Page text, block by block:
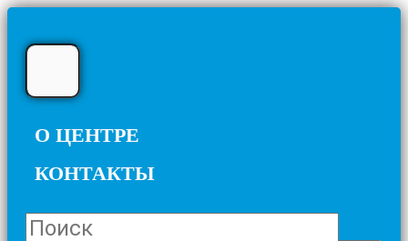
О ЦЕНТРЕ
КОНТАКТЫ